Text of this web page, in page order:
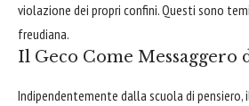
violazione dei propri confini. Questi sono
freudiana.
Il Geco Come Messaggero
Indipendentemente dalla scuola di pensiero,